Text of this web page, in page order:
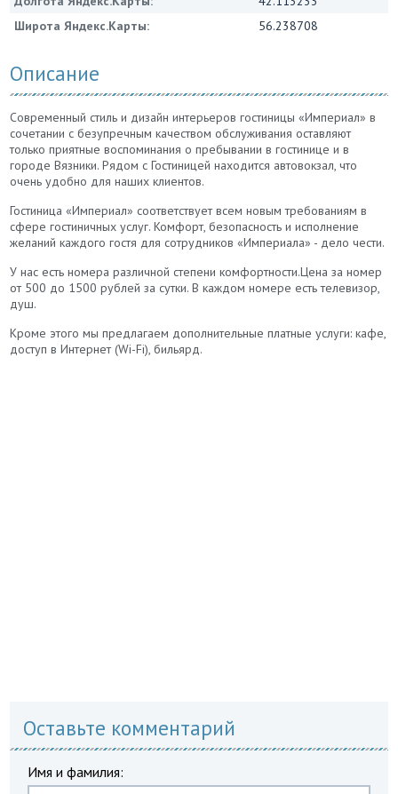
Широта Яндекс.Карты:
56.238708
Описание
Современный стиль и дизайн интерьеров гостиницы «Империал» в
сочетании с безупречным качеством обслуживания оставляют
только приятные воспоминания о пребывании в гостинице и в
городе Вязники. Рядом с Гостиницей находится автовокзал, что
очень удобно для наших клиентов.
Гостиница «Империал» соответствует всем новым требованиям в
сфере гостиничных услуг. Комфорт, безопасность и исполнение
желаний каждого гостя для сотрудников «Империала» - дело чести.
У нас есть номера различной степени комфортности.Цена за номер
от 500 до 1500 рублей за сутки. В каждом номере есть телевизор,
душ.
Кроме этого мы предлагаем дополнительные платные услуги: кафе,
доступ в Интернет (Wi-Fi), бильярд.
Оставьте комментарий
Имя и фамилия: